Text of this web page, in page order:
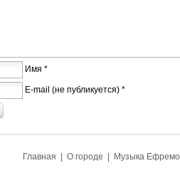
Имя *
E-mail (не публикуется) *
Главная О городе Музыка